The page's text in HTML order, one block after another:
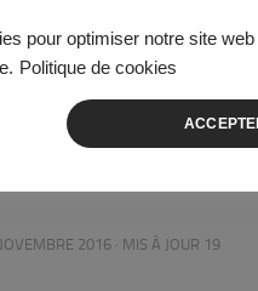
pour optimiser notre site web
Politique de cookies
streaming se met
2016 · MIS À JOUR 19